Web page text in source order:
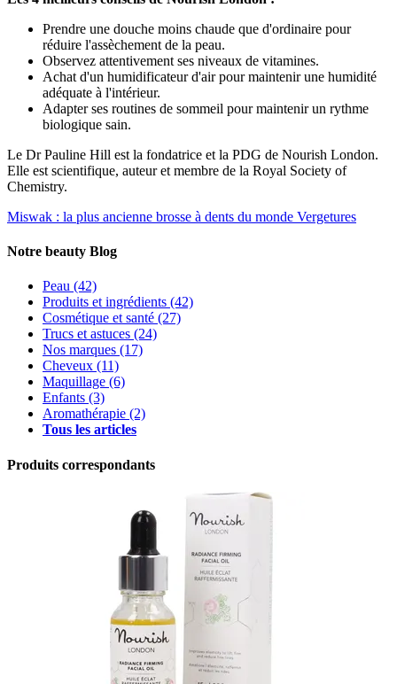
Prendre une douche moins chaude que d'ordinaire pour
réduire l'assèchement de la peau.
Observez attentivement ses niveaux de vitamines.
Achat d'un humidificateur d'air pour maintenir une humidité
adéquate à l'intérieur.
Adapter ses routines de sommeil pour maintenir un rythme
biologique sain.
Le Dr Pauline Hill est la fondatrice et la PDG de Nourish London.
Elle est scientifique, auteur et membre de la Royal Society of
Chemistry.
Miswak : la plus ancienne brosse à dents du monde Vergetures
Notre beauty Blog
Peau (42)
Produits et ingrédients (42)
Cosmétique et santé (27)
Trucs et astuces (24)
Nos marques (17)
Cheveux (11)
Maquillage (6)
Enfants (3)
Aromathérapie (2)
Tous les articles
Produits correspondants